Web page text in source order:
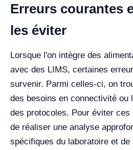
Erreurs courantes
les éviter
Lorsque l'on intègre des
avec des LIMS, certaines
survenir. Parmi celles-ci, on
des besoins en connectivité ou
des protocoles. Pour éviter
de réaliser une analyse
spécifiques du laboratoire et